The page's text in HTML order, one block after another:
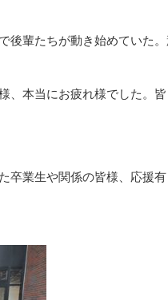
後輩たちが動き始めていた
、本当にお疲れ様でした。
卒業生や関係の皆様、応援